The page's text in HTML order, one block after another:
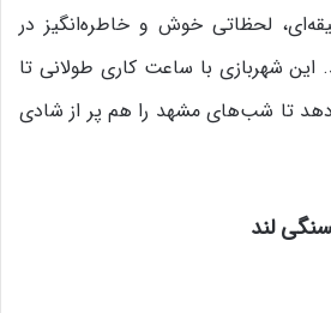
لحظاتی خوش و خاطره‌انگیز در
این شهربازی با ساعت کاری طولانی تا
تا شب‌های مشهد را هم پر از شادی
لند